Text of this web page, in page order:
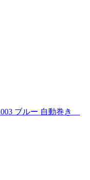
ブルー 自動巻き